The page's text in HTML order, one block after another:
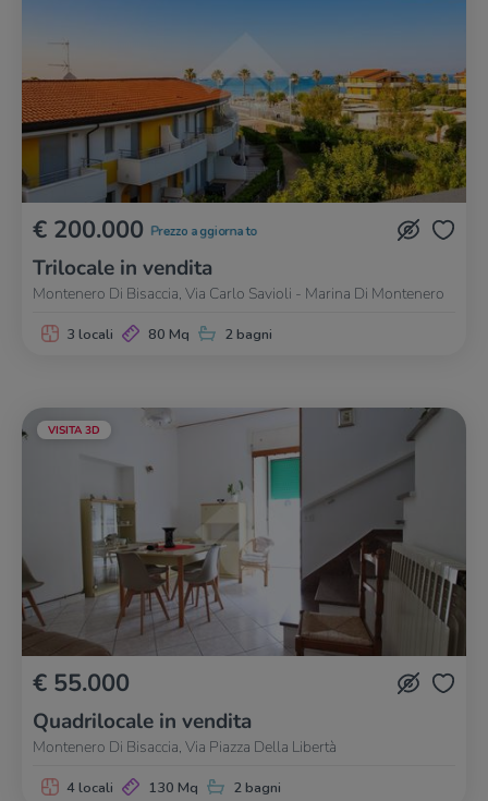
€ 200.000 Prezzo aggiornato
Trilocale in vendita
Montenero Di Bisaccia, Via Carlo Savioli - Marina Di Montenero
3 locali 80 Mq 2 bagni
VISITA 3D
€ 55.000
Quadrilocale in vendita
Montenero Di Bisaccia, Via Piazza Della Libertà
4 locali 130 Mq 2 bagni